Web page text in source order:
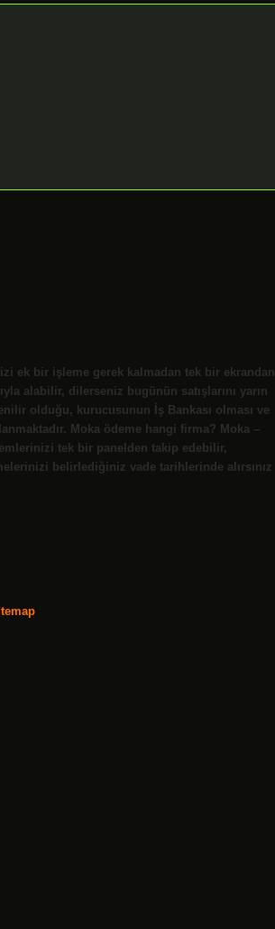
ek bir işleme gerek kalmadan tek bir ekrandan
alabilir, dilerseniz bugünün satışlarını yarın
olduğu, kurucusunun İş Bankası olması ve
Moka ödeme hangi firma? Moka –
tek bir panelden takip edebilir,
belirlediğiniz vade tarihlerinde alırsınız